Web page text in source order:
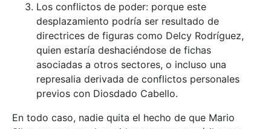
Los conflictos de poder: porque este
desplazamiento podría ser resultado de
directrices de figuras como Delcy Rodríguez,
quien estaría deshaciéndose de fichas
asociadas a otros sectores, o incluso una
represalia derivada de conflictos personales
previos con Diosdado Cabello.
En todo caso, nadie quita el hecho de que Mario